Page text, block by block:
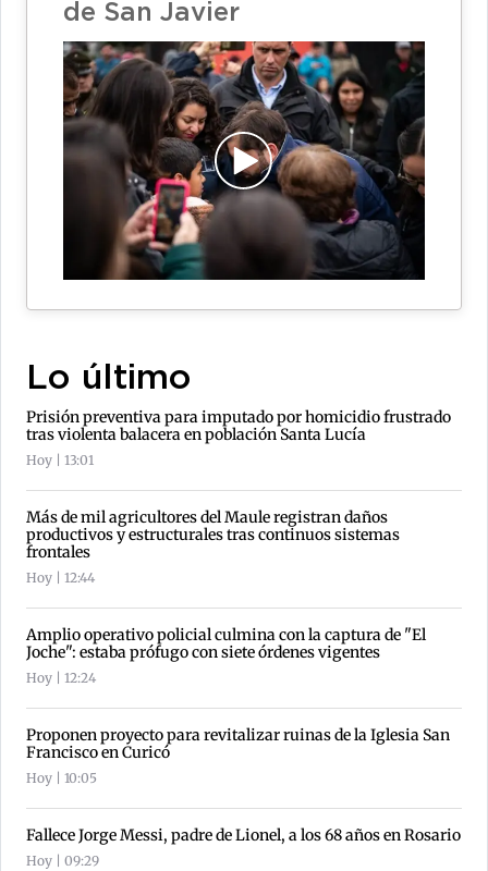
de San Javier
Lo último
Prisión preventiva para imputado por homicidio frustrado
tras violenta balacera en población Santa Lucía
Hoy | 13:01
Más de mil agricultores del Maule registran daños
productivos y estructurales tras continuos sistemas
frontales
Hoy | 12:44
Amplio operativo policial culmina con la captura de "El
Joche": estaba prófugo con siete órdenes vigentes
Hoy | 12:24
Proponen proyecto para revitalizar ruinas de la Iglesia San
Francisco en Curicó
Hoy | 10:05
Fallece Jorge Messi, padre de Lionel, a los 68 años en Rosario
Hoy | 09:29